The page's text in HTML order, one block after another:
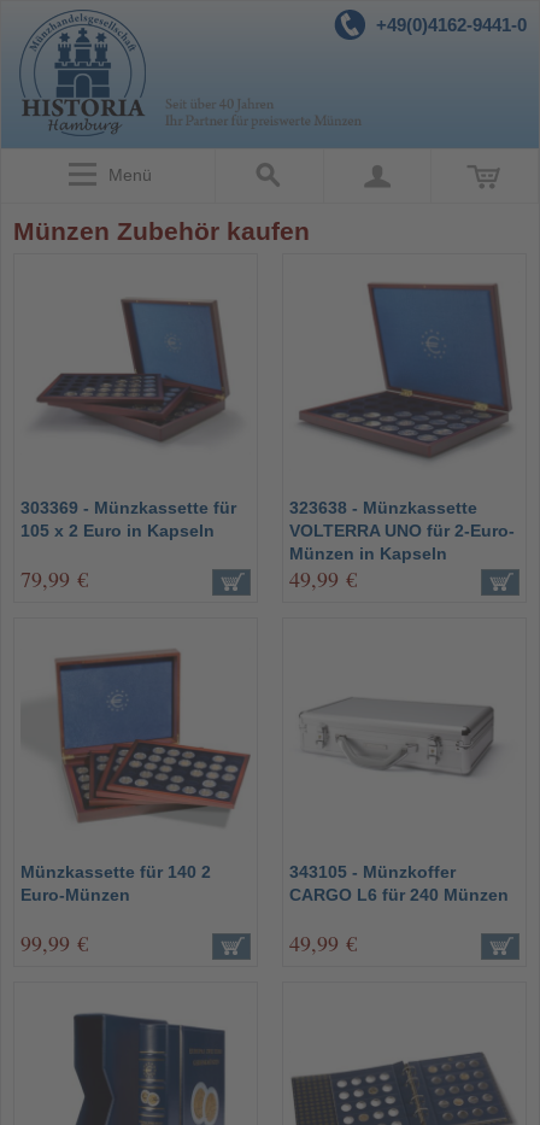
+49(0)4162-9441-0
Menü
Münzen Zubehör kaufen
303369 - Münzkassette für
105 x 2 Euro in Kapseln
79,99 €
323638 - Münzkassette
VOLTERRA UNO für 2-Euro-
Münzen in Kapseln
49,99 €
Münzkassette für 140 2
Euro-Münzen
99,99 €
343105 - Münzkoffer
CARGO L6 für 240 Münzen
49,99 €